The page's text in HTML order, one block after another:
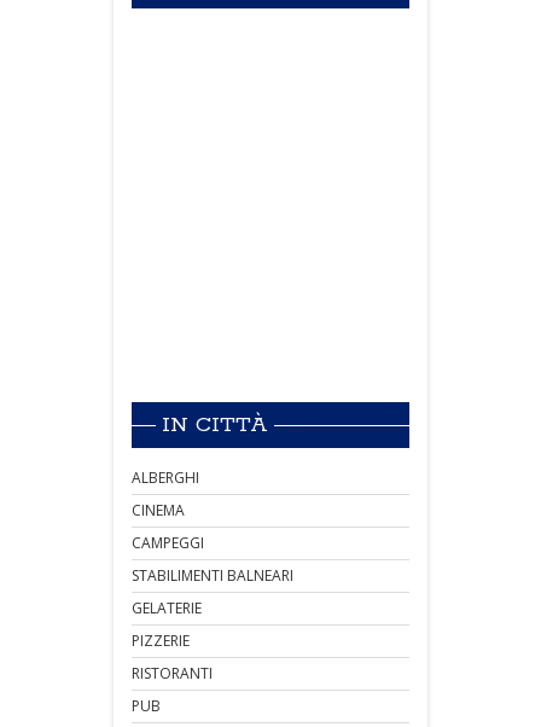
IN CITTÀ
ALBERGHI
CINEMA
CAMPEGGI
STABILIMENTI BALNEARI
GELATERIE
PIZZERIE
RISTORANTI
PUB